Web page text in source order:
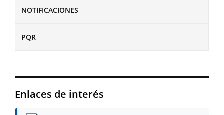
NOTIFICACIONES
PQR
Enlaces de interés